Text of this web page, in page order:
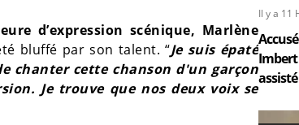
d’expression scénique, Marlène
bluffé par son talent. “Je suis épaté
chanter cette chanson d'un garçon
Je trouve que nos deux voix se
Il y a 11